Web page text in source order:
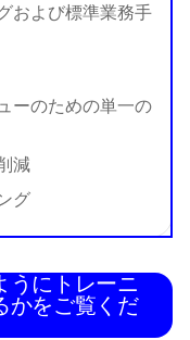
および標準業務手
ーのための単一の
減
グ
うにトレーニ
かをご覧くだ